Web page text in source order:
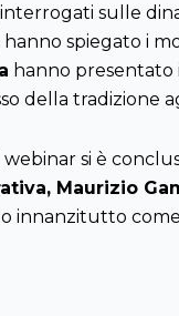
sulle
spiegato i
hanno
della tradizione
si è
Maurizio
innanzitutto come